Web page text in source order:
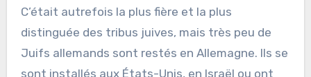
C’était autrefois la plus fière et la plus
distinguée des tribus juives, mais très peu de
Juifs allemands sont restés en Allemagne. Ils se
sont installés aux États-Unis, en Israël ou ont